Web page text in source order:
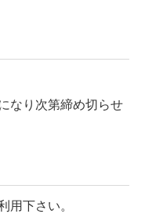
なり次第締め切らせ
用下さい。